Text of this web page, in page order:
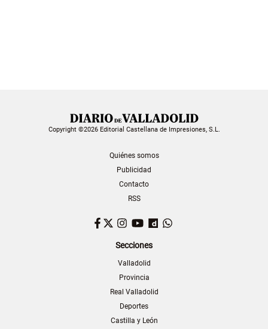
Copyright ©2026 Editorial Castellana de Impresiones, S.L.
Quiénes somos
Publicidad
Contacto
RSS
Facebook
TwitterInstagram
YouTubeDailymotion
Secciones
Valladolid
Provincia
Real Valladolid
Deportes
Castilla y León